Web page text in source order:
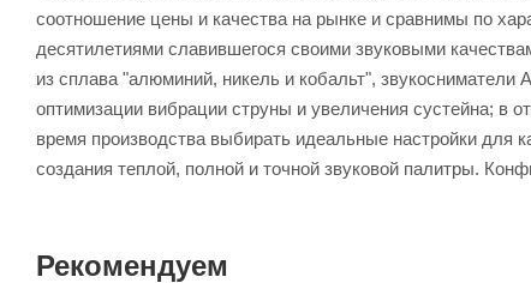
соотношение цены и качества на рынке и сравнимы по
десятилетиями славившегося своими звуковыми
из сплава "алюминий, никель и кобальт",
оптимизации вибрации струны и увеличения сустейна; в
время производства выбирать идеальные настройки для
создания теплой, полной и точной звуковой палитры.
Рекомендуем